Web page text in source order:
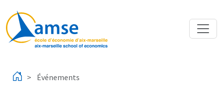
Événements